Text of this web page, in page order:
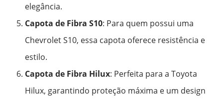
elegância.
Capota de Fibra S10: Para quem possui uma
Chevrolet S10, essa capota oferece resistência e
estilo.
Capota de Fibra Hilux: Perfeita para a Toyota
Hilux, garantindo proteção máxima e um design